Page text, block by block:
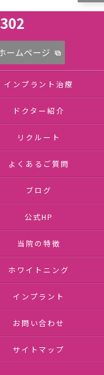
ームページ
インプラント治療
ドクター紹介
リクルート
よくあるご質問
ブログ
公式HP
当院の特徴
ホワイトニング
インプラント
お問い合わせ
サイトマップ